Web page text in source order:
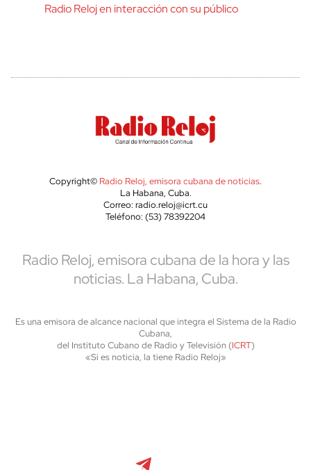
Radio Reloj en interacción con su público
Copyright© Radio Reloj, emisora cubana de noticias.
La Habana, Cuba.
Correo: radio.reloj@icrt.cu
Teléfono: (53) 78392204
Radio Reloj, emisora cubana de la hora y las
noticias. La Habana, Cuba.
Es una emisora de alcance nacional que integra el Sistema de la Radio
Cubana,
del Instituto Cubano de Radio y Televisión (ICRT)
«Si es noticia, la tiene Radio Reloj»